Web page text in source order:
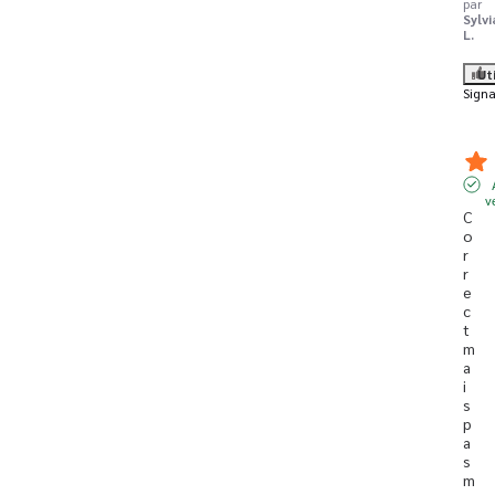
L.
C
o
r
r
e
c
t
m
a
i
s
p
a
s
m